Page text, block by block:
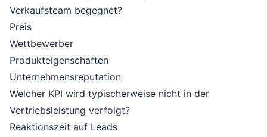
Verkaufsteam begegnet?
Preis
Wettbewerber
Produkteigenschaften
Unternehmensreputation
Welcher KPI wird typischerweise nicht in der
Vertriebsleistung verfolgt?
Reaktionszeit auf Leads